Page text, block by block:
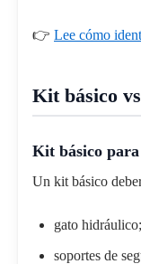
👉 Lee cómo
Kit básico
Kit básico
Un kit básico
gato hidráulico;
soportes de